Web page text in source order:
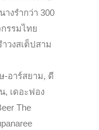
งรำกว่า 300
รรมไทย
วงสเต็ปสาม
-อาร์สยาม, ดี
, เดอะฟอง
The